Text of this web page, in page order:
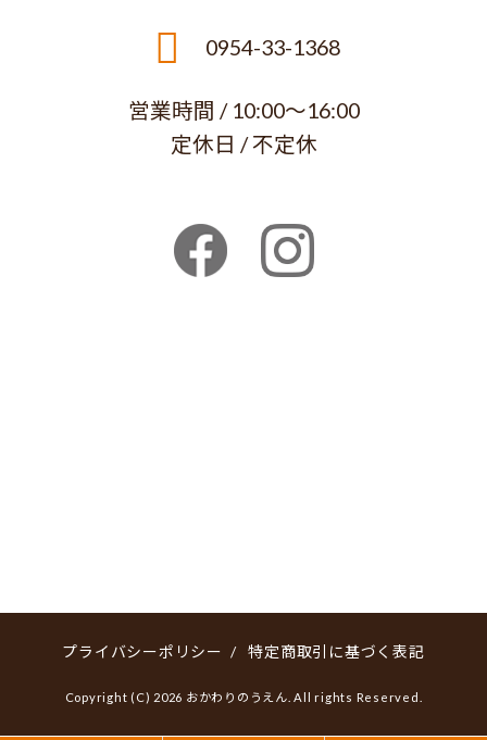
0954-33-1368
営業時間 / 10:00～16:00
定休日 / 不定休
プライバシーポリシー / 特定商取引に基づく表記
Copyright (C) 2026 おかわりのうえん. All rights Reserved.